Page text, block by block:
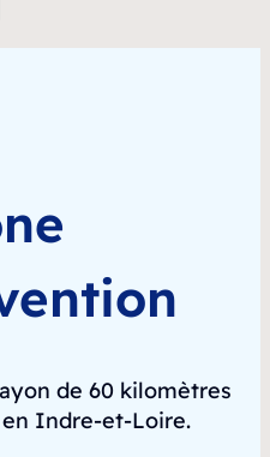
de 60 kilomètres
en Indre-et-Loire.